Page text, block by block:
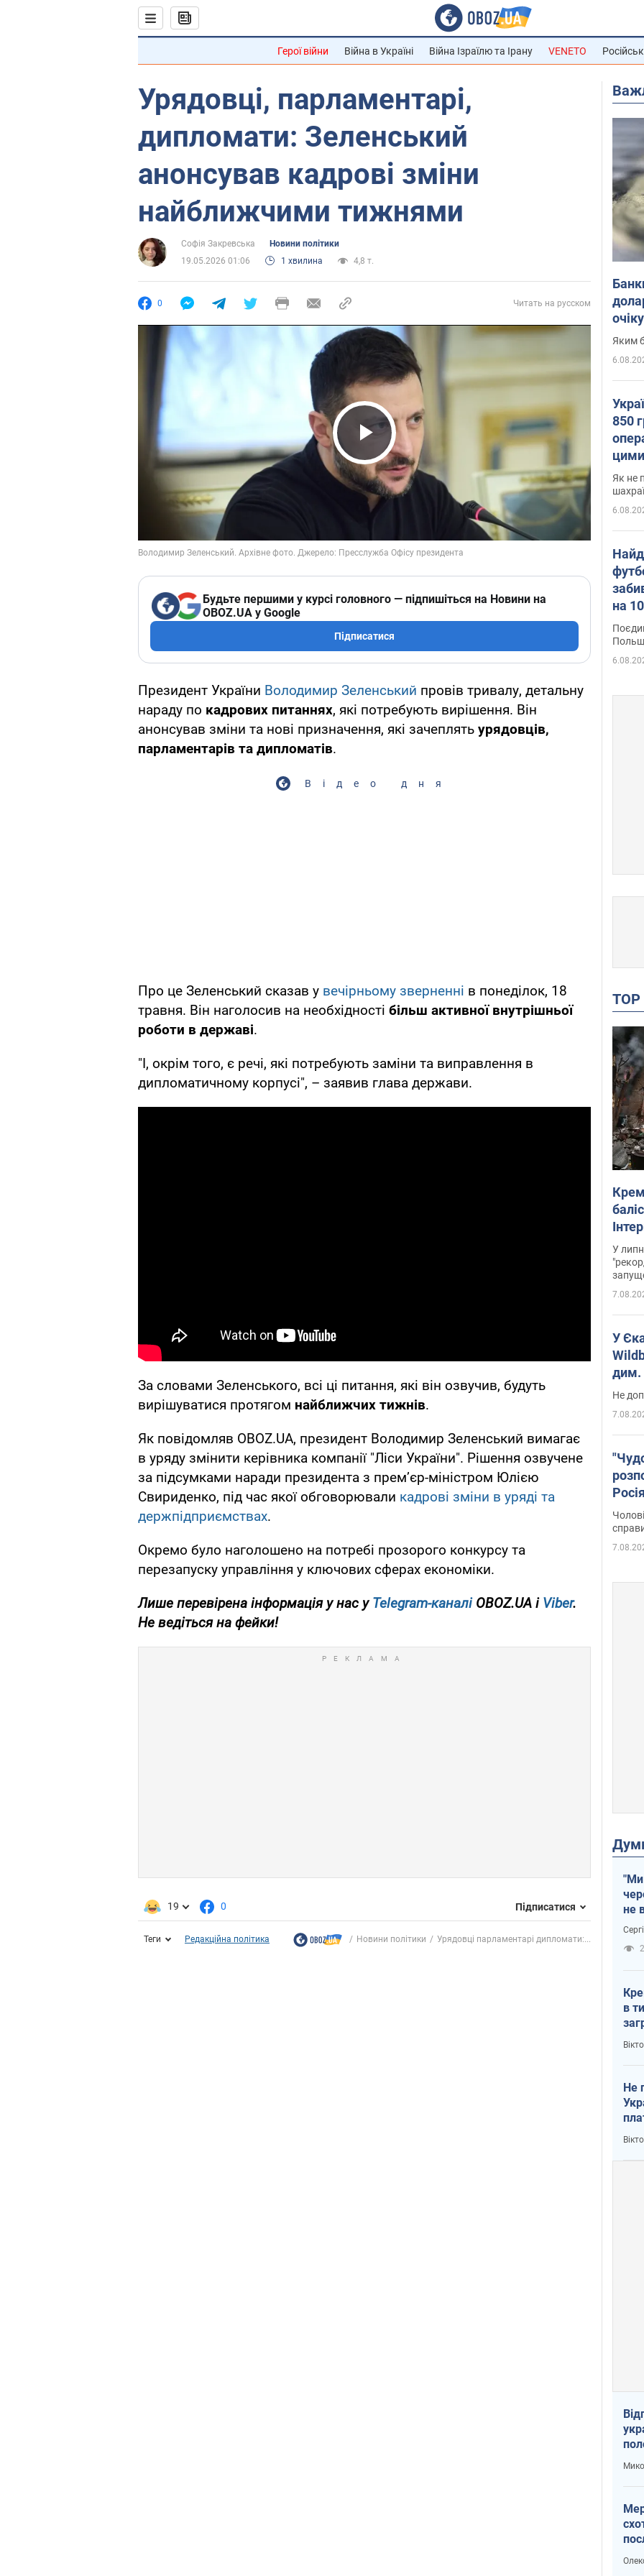
Герої війни Війна в Україні Війна Ізраїлю та Ірану VENETO
Урядовці, парламентарі,
дипломати: Зеленський
анонсував кадрові зміни
найближчими тижнями
Софія Закревська
Новини політики
19.05.2026 01:06
1 хвилина 4,8 т.
0 Читать на русском
Play Video
Будьте першими у курсі головного — підпишіться на Новини на
OBOZ.UA у Google
Підписатися
Президент України Володимир Зеленський провів тривалу, детальну
нараду по кадрових питаннях, які потребують вирішення. Він
анонсував зміни та нові призначення, які зачеплять урядовців,
парламентарів та дипломатів.
Відео дня
Про це Зеленський сказав у вечірньому зверненні в понеділок, 18
травня. Він наголосив на необхідності більш активної внутрішньої
роботи в державі.
"І, окрім того, є речі, які потребують заміни та виправлення в
дипломатичному корпусі", – заявив глава держави.
За словами Зеленського, всі ці питання, які він озвучив, будуть
вирішуватися протягом найближчих тижнів.
Як повідомляв OBOZ.UA, президент Володимир Зеленський вимагає
в уряду змінити керівника компанії "Ліси України". Рішення озвучене
за підсумками наради президента з прем’єр-міністром Юлією
Свириденко, під час якої обговорювали кадрові зміни в уряді та
держпідприємствах.
Окремо було наголошено на потребі прозорого конкурсу та
перезапуску управління у ключових сферах економіки.
Лише перевірена інформація у нас уTelegram-каналіOBOZ.UA і Viber.
Не ведіться на фейки!
19 0 Підписатися
Теги Редакційна політика Новини політики Урядовці парламентарі дипломати:...
Яким
850
Як не
на
Відео
У
У
дим.
Не
Фото
"Ми
не
в
Не